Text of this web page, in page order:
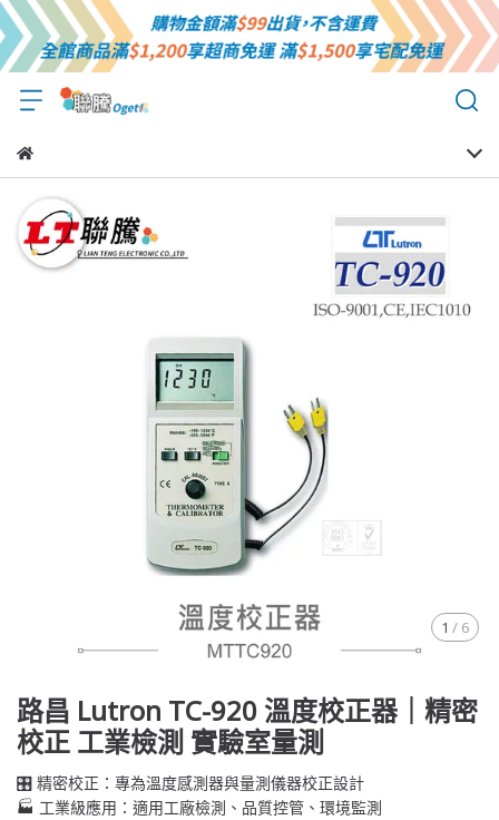
1 / 6
路昌 Lutron TC-920 溫度校正器｜精密
校正 工業檢測 實驗室量測
🎛️ 精密校正：專為溫度感測器與量測儀器校正設計
🏭 工業級應用：適用工廠檢測、品質控管、環境監測